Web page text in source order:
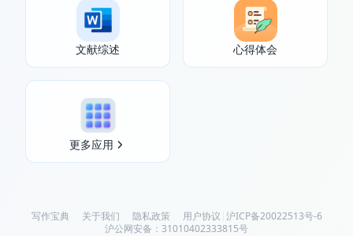
文献综述 心得体会
更多应用
写作宝典 关于我们 隐私政策 用户协议 沪ICP备20022513号-6
沪公网安备：31010402333815号